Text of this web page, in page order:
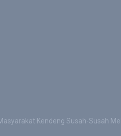
Kendeng Susah-Susah